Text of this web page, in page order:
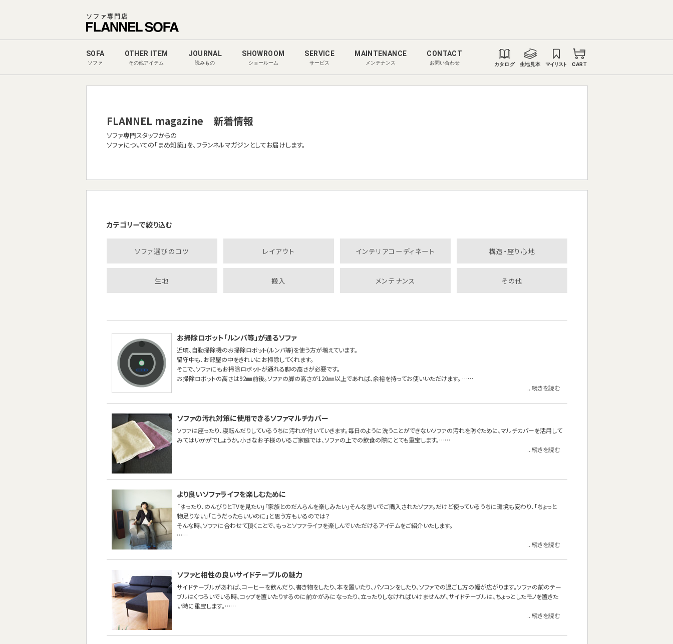
ソファ専門店
SOFA
ソファ
OTHER ITEM
その他アイテム
JOURNAL
読みもの
SHOWROOM
ショールーム
SERVICE
サービス
MAINTENANCE
メンテナンス
CONTACT
お問い合わせ カタログ 生地見本 マイリスト CART
FLANNEL magazine 新着情報
ソファ専門スタッフからの
ソファについての「まめ知識」を、フランネルマガジンとしてお届けします。
カテゴリーで絞り込む
ソファ選びのコツ レイアウト インテリアコーディネート 構造・座り心地
生地 搬入 メンテナンス その他
お掃除ロボット「ルンバ等」が通るソファ
近頃、自動掃除機のお掃除ロボット(ルンバ等)を使う方が増えています。
留守中も、お部屋の中をきれいにお掃除してくれます。
そこで、ソファにもお掃除ロボットが通れる脚の高さが必要です。
お掃除ロボットの高さは92㎜前後。ソファの脚の高さが120㎜以上であれば、余裕を持ってお使いいただけます。 ……
...続きを読む
ソファの汚れ対策に使用できるソファマルチカバー
ソファは座ったり、寝転んだりしているうちに汚れが付いていきます。毎日のように洗うことができないソファの汚れを防ぐために、マルチカバーを活用して
みてはいかがでしょうか。小さなお子様のいるご家庭では、ソファの上での飲食の際にとても重宝します。……
...続きを読む
より良いソファライフを楽しむために
「ゆったり、のんびりとTVを見たい」「家族とのだんらんを楽しみたい」そんな思いでご購入されたソファ。だけど使っているうちに環境も変わり、「ちょっと
物足りない」「こうだったらいいのに」と思う方もいるのでは？
そんな時、ソファに合わせて頂くことで、もっとソファライフを楽しんでいただけるアイテムをご紹介いたします。
……
...続きを読む
ソファと相性の良いサイドテーブルの魅力
サイドテーブルがあれば、コーヒーを飲んだり、書き物をしたり、本を置いたり、パソコンをしたり、ソファでの過ごし方の幅が広がります。ソファの前のテー
ブルはくつろいでいる時、コップを置いたりするのに前かがみになったり、立ったりしなければいけませんが、サイドテーブルは、ちょっとしたモノを置きた
い時に重宝します。……
...続きを読む